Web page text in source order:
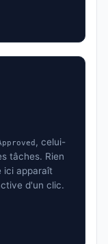
, celui-
tâches. Rien
ici apparaît
d'un clic.